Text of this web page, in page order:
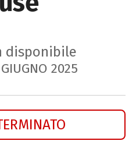
disponibile
GIUGNO 2025